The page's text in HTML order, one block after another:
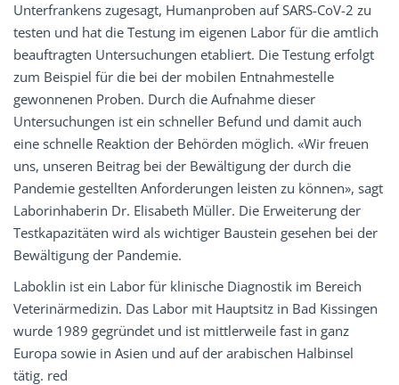
Unterfrankens zugesagt, Humanproben auf SARS-CoV-2 zu
testen und hat die Testung im eigenen Labor für die amtlich
beauftragten Untersuchungen etabliert. Die Testung erfolgt
zum Beispiel für die bei der mobilen Entnahmestelle
gewonnenen Proben. Durch die Aufnahme dieser
Untersuchungen ist ein schneller Befund und damit auch
eine schnelle Reaktion der Behörden möglich. «Wir freuen
uns, unseren Beitrag bei der Bewältigung der durch die
Pandemie gestellten Anforderungen leisten zu können», sagt
Laborinhaberin Dr. Elisabeth Müller. Die Erweiterung der
Testkapazitäten wird als wichtiger Baustein gesehen bei der
Bewältigung der Pandemie.
Laboklin ist ein Labor für klinische Diagnostik im Bereich
Veterinärmedizin. Das Labor mit Hauptsitz in Bad Kissingen
wurde 1989 gegründet und ist mittlerweile fast in ganz
Europa sowie in Asien und auf der arabischen Halbinsel
tätig. red